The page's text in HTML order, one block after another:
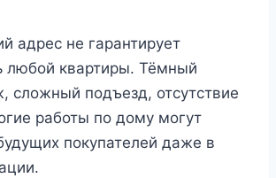
адрес не гарантирует
любой квартиры. Тёмный
сложный подъезд, отсутствие
работы по дому могут
покупателей даже в